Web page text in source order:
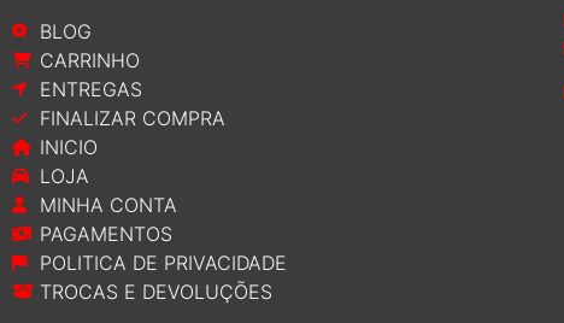
BLOG
CARRINHO
ENTREGAS
FINALIZAR COMPRA
INICIO
LOJA
MINHA CONTA
PAGAMENTOS
POLITICA DE PRIVACIDADE
TROCAS E DEVOLUÇÕES